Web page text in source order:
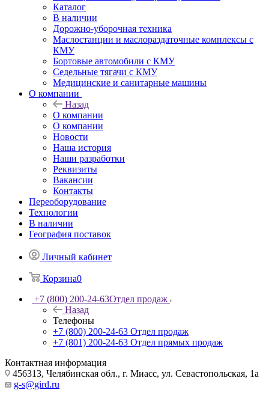
Каталог
В наличии
Дорожно-уборочная техника
Маслостанции и маслораздаточные комплексы с
КМУ
Бортовые автомобили с КМУ
Седельные тягачи с КМУ
Медицинские и санитарные машины
О компании
Назад
О компании
О компании
Новости
Наша история
Наши разработки
Реквизиты
Вакансии
Контакты
Переоборудование
Технологии
В наличии
География поставок
Личный кабинет
Корзина0
+7 (800) 200-24-63Отдел продаж
Назад
Телефоны
+7 (800) 200-24-63 Отдел продаж
+7 (801) 200-24-63 Отдел прямых продаж
Контактная информация
456313, Челябинская обл., г. Миасс, ул. Севастопольская, 1а
g-s@gird.ru